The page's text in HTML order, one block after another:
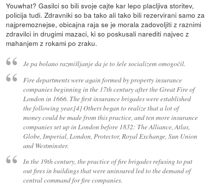
Youwhat? Gasilci so bili svoje cajte kar lepo placljiva storitev,
policija tudi. Zdravniki so ba tako ali tako bili rezervirani samo za
najpremoznejse, obicajna raja se je morala zadovoljiti z raznimi
zdravilci in drugimi mazaci, ki so poskusali narediti najvec z
mahanjem z rokami po zraku.
Je pa bolano razmišljanje da je to šele socializem omogočil.
Fire departments were again formed by property insurance
companies beginning in the 17th century after the Great Fire of
London in 1666. The first insurance brigades were established
the following year.[4] Others began to realize that a lot of
money could be made from this practice, and ten more insurance
companies set up in London before 1832: The Alliance, Atlas,
Globe, Imperial, London, Protector, Royal Exchange, Sun Union
and Westminster.
In the 19th century, the practice of fire brigades refusing to put
out fires in buildings that were uninsured led to the demand of
central command for fire companies.